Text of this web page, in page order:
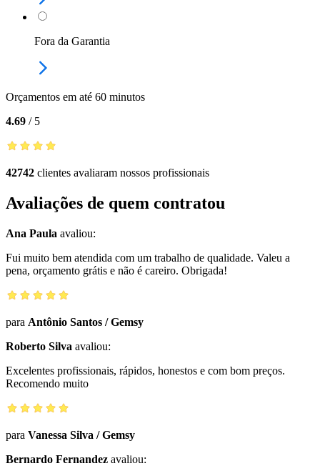
Fora da Garantia
Orçamentos em até 60 minutos
4.69 / 5
42742 clientes avaliaram nossos profissionais
Avaliações de quem contratou
Ana Paula avaliou:
Fui muito bem atendida com um trabalho de qualidade. Valeu a
pena, orçamento grátis e não é careiro. Obrigada!
para Antônio Santos /Gemsy
Roberto Silva avaliou:
Excelentes profissionais, rápidos, honestos e com bom preços.
Recomendo muito
para Vanessa Silva /Gemsy
Bernardo Fernandez avaliou: